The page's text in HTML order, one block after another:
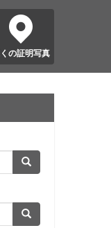
の証明写真